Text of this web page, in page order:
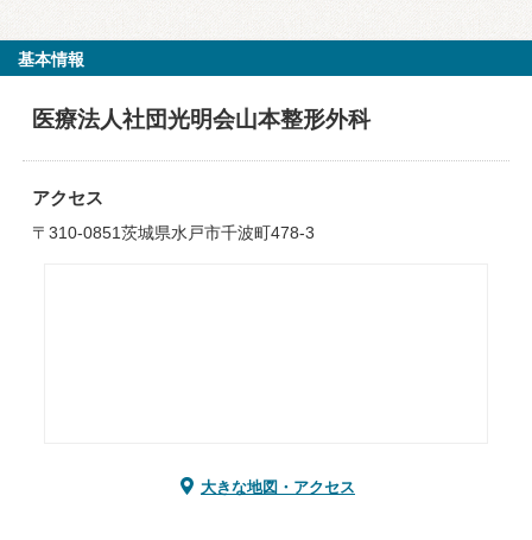
基本情報
医療法人社団光明会山本整形外科
アクセス
〒310-0851茨城県水戸市千波町478-3
大きな地図・アクセス